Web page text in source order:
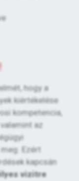
hogy a
kiértékelése
kompetencia,
az
Ezért
kapcsán
vizitre